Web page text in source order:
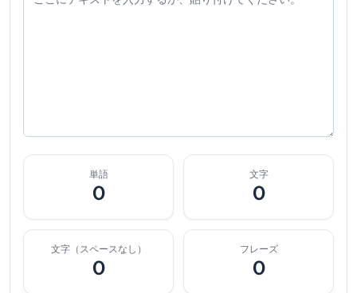
単語
0
文字
0
文字（スペースなし）
0
フレーズ
0